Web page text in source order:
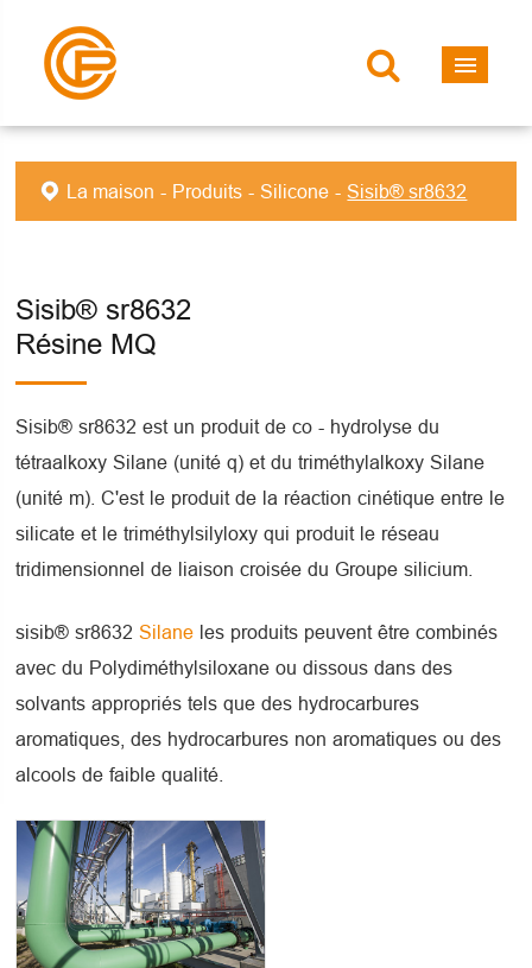
La maison Produits Silicone Sisib® sr8632
Sisib® sr8632
Résine MQ
Sisib® sr8632 est un produit de co - hydrolyse du
tétraalkoxy Silane (unité q) et du triméthylalkoxy Silane
(unité m). C'est le produit de la réaction cinétique entre le
silicate et le triméthylsilyloxy qui produit le réseau
tridimensionnel de liaison croisée du Groupe silicium.
sisib® sr8632Silane les produits peuvent être combinés
avec du Polydiméthylsiloxane ou dissous dans des
solvants appropriés tels que des hydrocarbures
aromatiques, des hydrocarbures non aromatiques ou des
alcools de faible qualité.